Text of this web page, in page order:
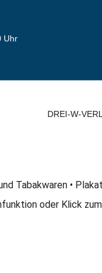
Uhr
DREI-W-
oder Klick